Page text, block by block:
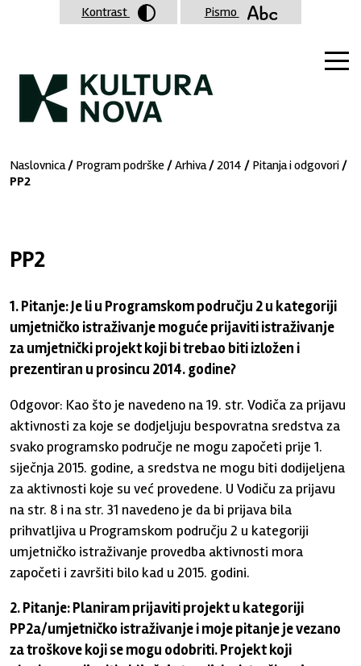
Naslovnica/ Program podrške /Arhiva/2014 / Pitanja i odgovori/
PP2
PP2
1.Pitanje: Je li u Programskom području 2 u kategoriji
umjetničko istraživanje moguće prijaviti istraživanje
za umjetnički projekt koji bi trebao biti izložen i
prezentiran u prosincu 2014. godine?
Odgovor: Kao što je navedeno na 19. str. Vodiča za prijavu
aktivnosti za koje se dodjeljuju bespovratna sredstva za
svako programsko područje ne mogu započeti prije 1.
siječnja 2015. godine, a sredstva ne mogu biti dodijeljena
za aktivnosti koje su već provedene. U Vodiču za prijavu
na str. 8 i na str. 31 navedeno je da bi prijava bila
prihvatljiva u Programskom području 2 u kategoriji
umjetničko istraživanje provedba aktivnosti mora
započeti i završiti bilo kad u 2015. godini.
2. Pitanje: Planiram prijaviti projekt u kategoriji
PP2a/umjetničko istraživanje i moje pitanje je vezano
za troškove koji se mogu odobriti. Projekt koji
Kontrast Pismo